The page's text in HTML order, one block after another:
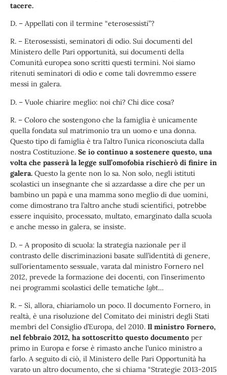
tacere.
D. – Appellati con il termine “eterosessisti”?
R. – Eterosessisti, seminatori di odio. Sui documenti del
Ministero delle Pari opportunità, sui documenti della
Comunità europea sono scritti questi termini. Noi siamo
ritenuti seminatori di odio e come tali dovremmo essere
messi in galera.
D. – Vuole chiarire meglio: noi chi? Chi dice cosa?
R. – Coloro che sostengono che la famiglia è unicamente
quella fondata sul matrimonio tra un uomo e una donna.
Questo tipo di famiglia è tra l’altro l’unica riconosciuta dalla
nostra Costituzione. Se io continuo a sostenere questo, una
volta che passerà la legge sull’omofobia rischierò di finire in
galera. Questo la gente non lo sa. Non solo, negli istituti
scolastici un insegnante che si azzardasse a dire che per un
bambino un papà e una mamma sono meglio di due uomini,
come dimostrano tra l’altro anche studi scientifici, potrebbe
essere inquisito, processato, multato, emarginato dalla scuola
e anche messo in galera, se insiste.
D. – A proposito di scuola: la strategia nazionale per il
contrasto delle discriminazioni basate sull’identità di genere,
sull’orientamento sessuale, varata dal ministro Fornero nel
2012, prevede la formazione dei docenti, con l’inserimento
nei programmi scolastici delle tematiche lgbt…
R. – Sì, allora, chiariamolo un poco. Il documento Fornero, in
realtà, è una risoluzione del Comitato dei ministri degli Stati
membri del Consiglio d’Europa, del 2010. Il ministro Fornero,
nel febbraio 2012, ha sottoscritto questo documento per
primo in Europa e forse è rimasto anche l’unico ministro a
farlo. A seguito di ciò, il Ministero delle Pari Opportunità ha
varato un altro documento, che si chiama “Strategie 2013-2015